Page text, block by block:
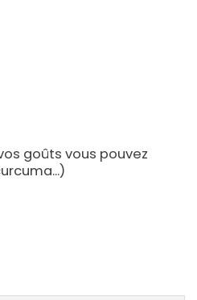
goûts vous pouvez